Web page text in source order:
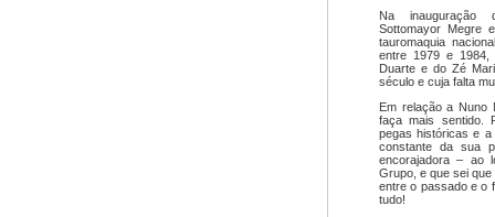
Na inauguração
Sottomayor Megre
tauromaquia
entre 1979 e 1984,
Duarte e do Zé
século e cuja falta
Em relação a Nuno
faça mais sentido.
pegas históricas e
constante da sua
encorajadora – ao
Grupo, e que sei
entre o passado e o
tudo!